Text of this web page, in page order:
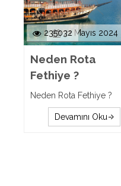
21 Mayıs 2024
235032
Neden Rota
Fethiye ?
Neden Rota Fethiye ?
Devamını Oku